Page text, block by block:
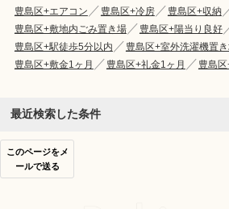
豊島区+エアコン
豊島区+冷房
豊島区+収納
豊島区+敷地内ごみ置き場
豊島区+陽当り良好
豊島区+駅徒歩5分以内
豊島区+室外洗濯機置
豊島区+敷金1ヶ月
豊島区+礼金1ヶ月 豊島
最近検索した条件
このページをメ
ールで送る